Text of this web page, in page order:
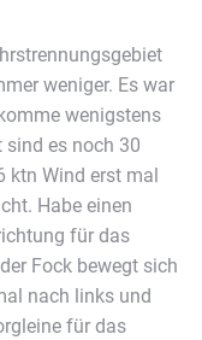
weniger. Es war
wenigstens
es noch 30
ktn Wind erst mal
Habe einen
für das
Fock bewegt sich
nach links und
für das